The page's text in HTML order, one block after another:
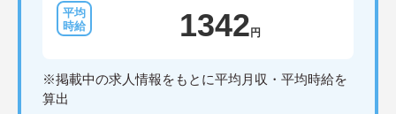
1342 円
※掲載中の求人情報をもとに平均月収・平均時給を
算出